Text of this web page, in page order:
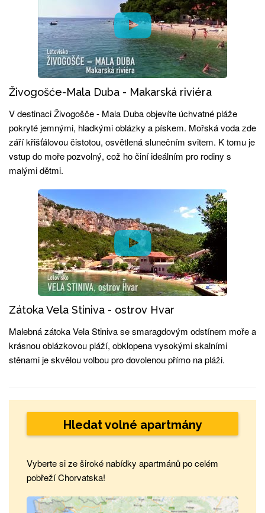
Živogošće-Mala Duba - Makarská riviéra
V destinaci Živogošče - Mala Duba objevíte úchvatné pláže
pokryté jemnými, hladkými oblázky a pískem. Mořská voda zde
září křišťálovou čistotou, osvětlená slunečním svitem. K tomu je
vstup do moře pozvolný, což ho činí ideálním pro rodiny s
malými dětmi.
Zátoka Vela Stiniva - ostrov Hvar
Malebná zátoka Vela Stiniva se smaragdovým odstínem moře a
krásnou oblázkovou pláží, obklopena vysokými skalními
stěnami je skvělou volbou pro dovolenou přímo na pláži.
Hledat volné apartmány
Vyberte si ze široké nabídky apartmánů po celém
pobřeží Chorvatska!